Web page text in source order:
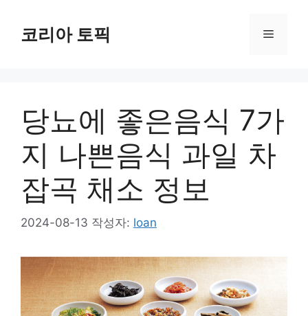
코리아 토픽 메
당뇨에 좋은음식 7가
지 나쁜음식 과일 차
잡곡 채소 정보
2024-08-13 작성자: loan